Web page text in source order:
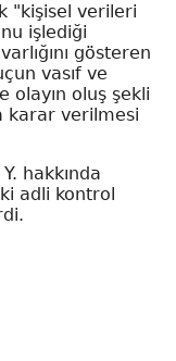
"kişisel verileri
işlediği
gösteren
vasıf ve
olayın oluş şekli
karar verilmesi
hakkında
adli kontrol